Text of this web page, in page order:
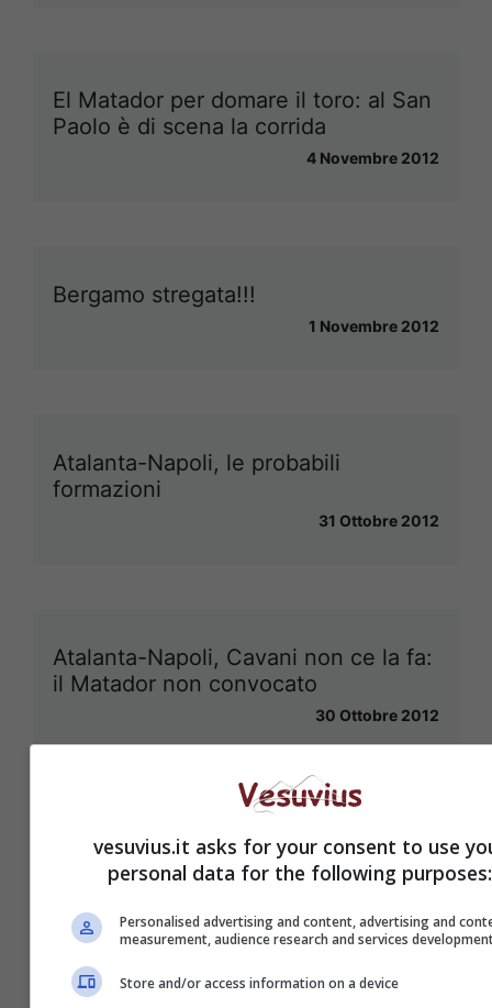
El Matador per domare il toro: al San
Paolo è di scena la corrida
4 Novembre 2012
Bergamo stregata!!!
1 Novembre 2012
Atalanta-Napoli, le probabili
formazioni
31 Ottobre 2012
Atalanta-Napoli, Cavani non ce la fa:
il Matador non convocato
30 Ottobre 2012
Il Napoli c’è!!!
29 Ottobre 2012
vesuvius.it asks for your consent to use
personal data for the following purposes:
Personalised advertising and content, advertising and
measurement, audience research and services
Store and/or access information on a device